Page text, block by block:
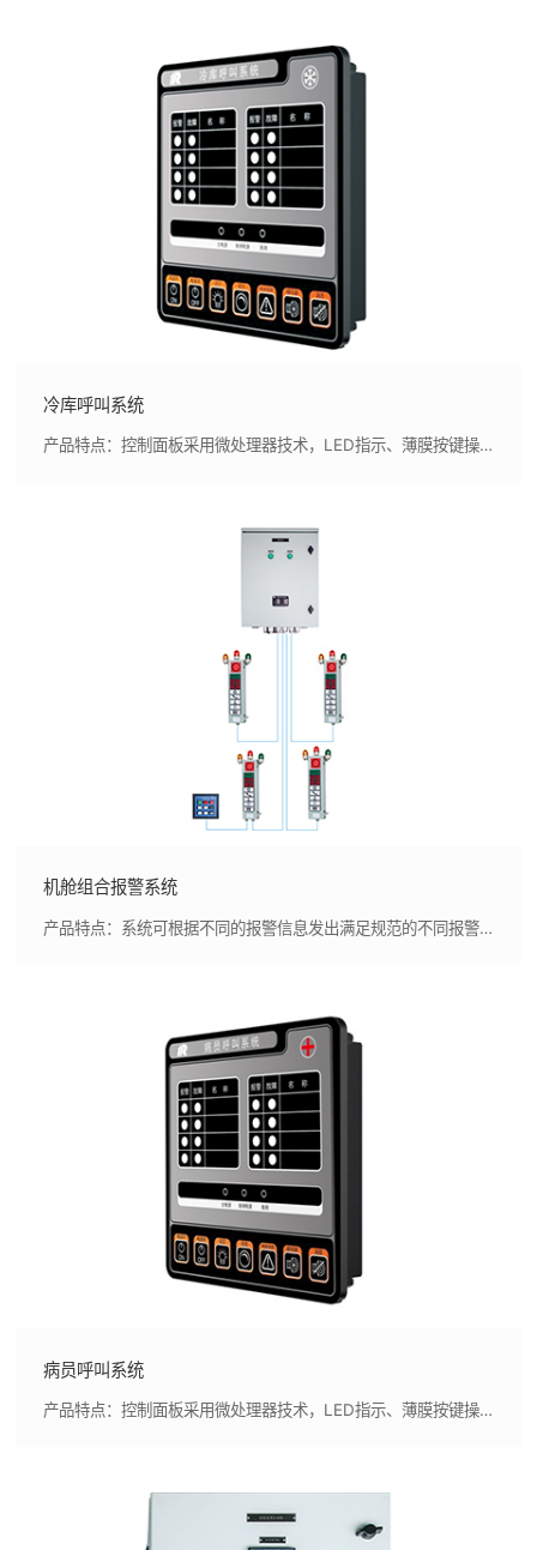
冷库呼叫系统
产品特点：控制面板采用微处理器技术，LED指示、薄膜按键操作，外形美观，指示清晰,采用智能控制技术，集成度高，节省布置空间，可靠性高
机舱组合报警系统
产品特点：系统可根据不同的报警信息发出满足规范的不同报警音调和灯光信号,报警灯柱采用高亮度LED信号灯和报警电笛，功耗小、亮度高、声响大
病员呼叫系统
产品特点：控制面板采用微处理器技术，LED指示、薄膜按键操作，外形美观，指示清晰,采用智能控制技术，集成度高，节省布置空间，可靠性高